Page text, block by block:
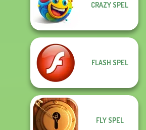
CRAZY SPEL
FLASH SPEL
FLY SPEL